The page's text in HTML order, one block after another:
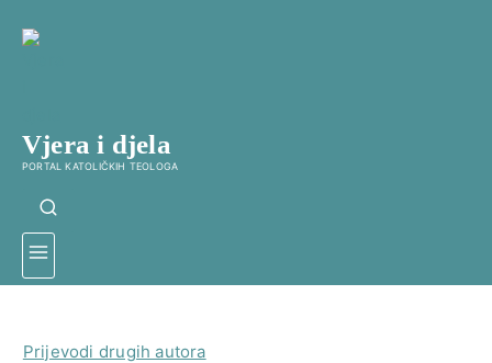
Vjera i djela
PORTAL KATOLIČKIH TEOLOGA
Prijevodi drugih autora